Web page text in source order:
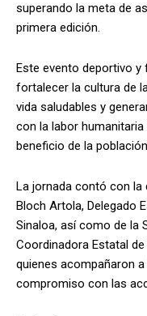
superando la meta de
primera edición.
Este evento deportivo
fortalecer la cultura de
vida saludables y
con la labor humanitaria
beneficio de la
La jornada contó con la
Bloch Artola, Delegado
Sinaloa, así como de la
Coordinadora Estatal
quienes acompañaron
compromiso con las